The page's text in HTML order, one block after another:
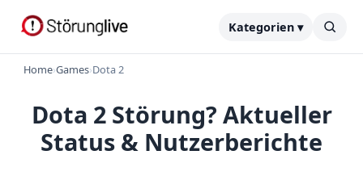
Kategorien ▾
Home›Games›Dota 2
Dota 2 Störung? Aktueller
Status & Nutzerberichte